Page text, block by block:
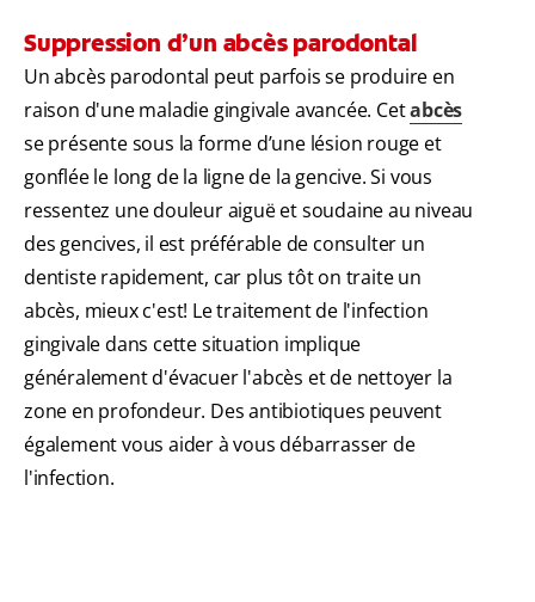
Suppression d’un abcès parodontal
Un abcès parodontal peut parfois se produire en
raison d'une maladie gingivale avancée. Cetabcès
se présente sous la forme d’une lésion rouge et
gonflée le long de la ligne de la gencive. Si vous
ressentez une douleur aiguë et soudaine au niveau
des gencives, il est préférable de consulter un
dentiste rapidement, car plus tôt on traite un
abcès, mieux c'est! Le traitement de l'infection
gingivale dans cette situation implique
généralement d'évacuer l'abcès et de nettoyer la
zone en profondeur. Des antibiotiques peuvent
également vous aider à vous débarrasser de
l'infection.